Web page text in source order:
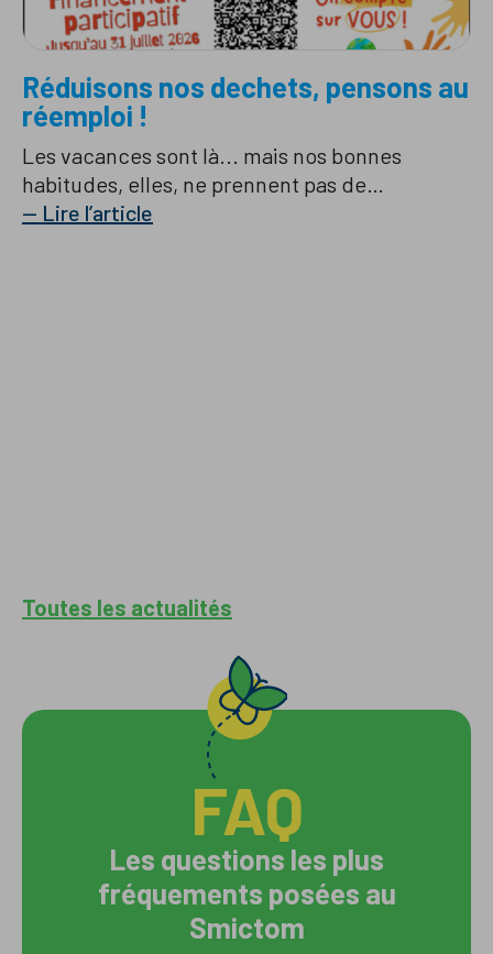
Réduisons nos dechets, pensons au
réemploi !
Les vacances sont là... mais nos bonnes
habitudes, elles, ne prennent pas de…
— Lire l’article
Toutes les actualités
FAQ
Les questions les plus
fréquements posées au
Smictom